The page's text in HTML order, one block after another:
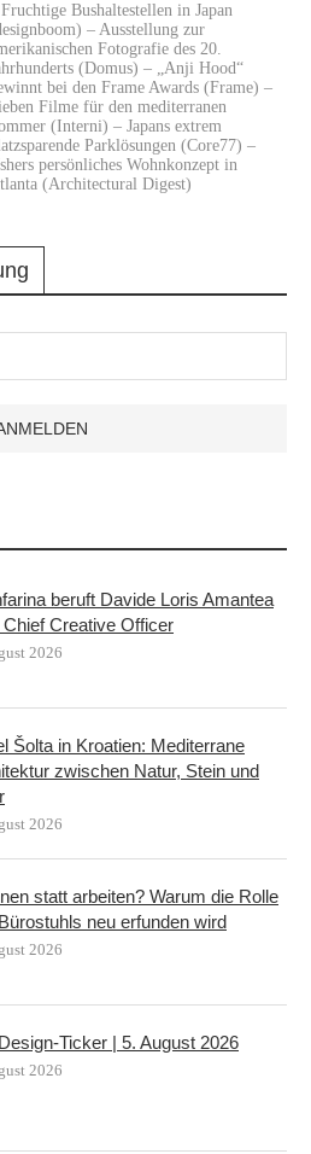
Bushaltestellen in Japan
– Ausstellung zur
Fotografie des 20.
(Domus) – „Anji Hood“
bei den Frame Awards (Frame) –
Filme für den mediterranen
(Interni) – Japans extrem
Parklösungen (Core77) –
persönliches Wohnkonzept in
(Architectural Digest)
beruft Davide Loris Amantea
Creative Officer
2026
Šolta in Kroatien: Mediterrane
zwischen Natur, Stein und
2026
statt arbeiten? Warum die Rolle
neu erfunden wird
2026
Ticker | 5. August 2026
2026